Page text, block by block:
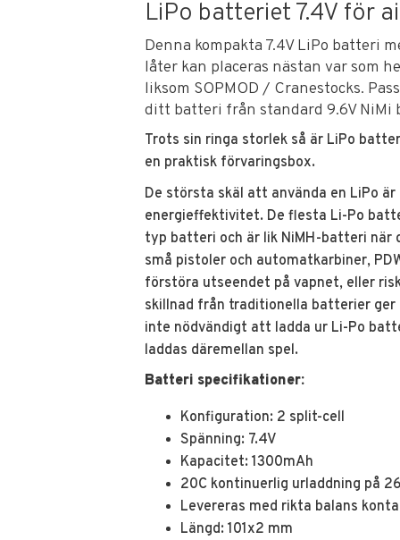
LiPo batteriet 7.4V för
Denna kompakta 7.4V LiPo batteri
låter kan placeras nästan var som
liksom SOPMOD / Cranestocks.
ditt batteri från standard 9.6V NiMi
Trots sin ringa storlek så är LiPo
en praktisk förvaringsbox.
De största skäl att använda en LiPo
energieffektivitet. De flesta Li-Po
typ batteri och är lik NiMH-batteri
små pistoler och automatkarbiner,
förstöra utseendet på vapnet, eller
skillnad från traditionella batterier
inte nödvändigt att ladda ur Li-Po
laddas däremellan spel.
Batteri specifikationer:
Konfiguration: 2 split-cell
Spänning: 7.4V
Kapacitet: 1300mAh
20C kontinuerlig urladdning på
Levereras med rikta balans
Längd: 101x2 mm